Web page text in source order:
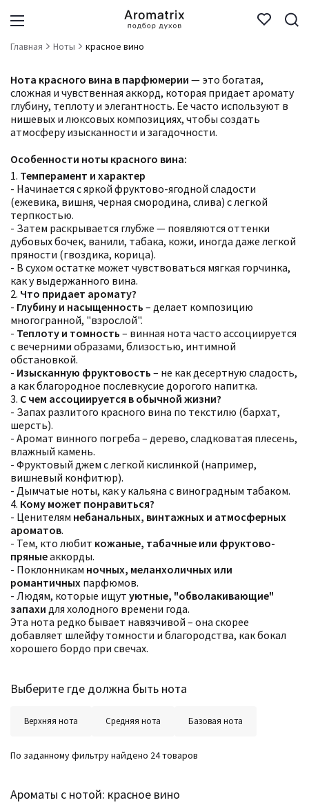
Главная Ноты красное вино
Нота красного вина в парфюмерии — это богатая,
сложная и чувственная аккорд, которая придает аромату
глубину, теплоту и элегантность. Ее часто используют в
нишевых и люксовых композициях, чтобы создать
атмосферу изысканности и загадочности.
Особенности ноты красного вина:
1. Темперамент и характер
- Начинается с яркой фруктово-ягодной сладости
(ежевика, вишня, черная смородина, слива) с легкой
терпкостью.
- Затем раскрывается глубже — появляются оттенки
дубовых бочек, ванили, табака, кожи, иногда даже легкой
пряности (гвоздика, корица).
- В сухом остатке может чувствоваться мягкая горчинка,
как у выдержанного вина.
2. Что придает аромату?
- Глубину и насыщенность – делает композицию
многогранной, "взрослой".
- Теплоту и томность – винная нота часто ассоциируется
с вечерними образами, близостью, интимной
обстановкой.
- Изысканную фруктовость – не как десертную сладость,
а как благородное послевкусие дорогого напитка.
3. С чем ассоциируется в обычной жизни?
- Запах разлитого красного вина по текстилю (бархат,
шерсть).
- Аромат винного погреба – дерево, сладковатая плесень,
влажный камень.
- Фруктовый джем с легкой кислинкой (например,
вишневый конфитюр).
- Дымчатые ноты, как у кальяна с виноградным табаком.
4. Кому может понравиться?
- Ценителям небанальных, винтажных и атмосферных
ароматов.
- Тем, кто любит кожаные, табачные или фруктово-
пряныеаккорды.
- Поклонникам ночных, меланхоличных или
романтичных парфюмов.
- Людям, которые ищут уютные, "обволакивающие"
запахи для холодного времени года.
Эта нота редко бывает навязчивой – она скорее
добавляет шлейфу томности и благородства, как бокал
хорошего бордо при свечах.
Выберите где должна быть нота
Верхняя нота Средняя нота Базовая нота
Ароматы с нотой: красное вино
По заданному фильтру найдено 24 товаров